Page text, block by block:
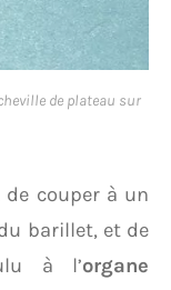
de plateau sur
couper à un
barillet, et de
à l’organe